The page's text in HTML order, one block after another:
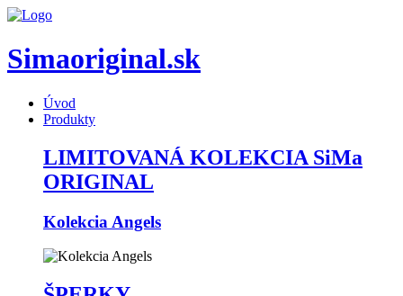
Simaoriginal.sk
Úvod
Produkty
LIMITOVANÁ KOLEKCIA SiMa
ORIGINAL
Kolekcia Angels